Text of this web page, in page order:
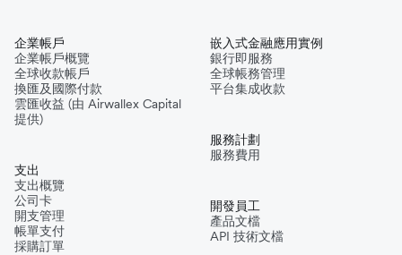
企業帳戶
企業帳戶概覽
全球收款帳戶
換匯及國際付款
雲匯收益 (由 Airwallex Capital
提供)
支出
支出概覽
公司卡
開支管理
帳單支付
採購訂單
嵌入式金融應用實例
銀行即服務
全球帳務管理
平台集成收款
服務計劃
服務費用
開發員工
產品文檔
API 技術文檔